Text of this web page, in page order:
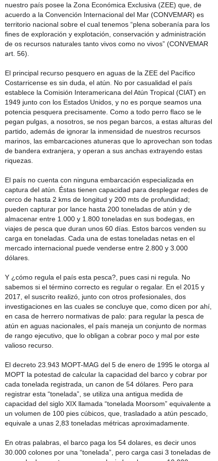
nuestro país posee la Zona Económica Exclusiva (ZEE) que, de
acuerdo a la Convención Internacional del Mar (CONVEMAR) es
territorio nacional sobre el cual tenemos “plena soberanía para los
fines de exploración y explotación, conservación y administración
de os recursos naturales tanto vivos como no vivos” (CONVEMAR
art. 56).
El principal recurso pesquero en aguas de la ZEE del Pacífico
Costarricense es sin duda, el atún. No por casualidad el país
establece la Comisión Interamericana del Atún Tropical (CIAT) en
1949 junto con los Estados Unidos, y no es porque seamos una
potencia pesquera precisamente. Como a todo perro flaco se le
pegan pulgas, a nosotros, se nos pegan barcos, a estas alturas del
partido, además de ignorar la inmensidad de nuestros recursos
marinos, las embarcaciones atuneras que lo aprovechan son todas
de bandera extranjera, y operan a sus anchas extrayendo estas
riquezas.
El país no cuenta con ninguna embarcación especializada en
captura del atún. Éstas tienen capacidad para desplegar redes de
cerco de hasta 2 kms de longitud y 200 mts de profundidad;
pueden capturar por lance hasta 200 toneladas de atún y de
almacenar entre 1.000 y 1.800 toneladas en sus bodegas, en
viajes de pesca que duran unos 60 días. Estos barcos venden su
carga en toneladas. Cada una de estas toneladas netas en el
mercado internacional puede venderse entre 2.800 y 3.000
dólares.
Y ¿cómo regula el país esta pesca?, pues casi ni regula. No
sabemos si el término correcto es regular o regalar. En el 2015 y
2017, el suscrito realizó, junto con otros profesionales, dos
investigaciones en las cuales se concluye que, como dicen por ahí,
en casa de herrero normativas de palo: para regular la pesca de
atún en aguas nacionales, el país maneja un conjunto de normas
de rango ejecutivo, que lo obligan a cobrar poco y mal por este
valioso recurso.
El decreto 23.943 MOPT-MAG del 5 de enero de 1995 le otorga al
MOPT la potestad de calcular la capacidad del barco y cobrar por
cada tonelada registrada, un canon de 54 dólares. Pero para
registrar esta “tonelada”, se utiliza una antigua medida de
capacidad del siglo XIX llamada “tonelada Moorsom” equivalente a
un volumen de 100 pies cúbicos, que, trasladado a atún pescado,
equivale a unas 2,83 toneladas métricas aproximadamente.
En otras palabras, el barco paga los 54 dolares, es decir unos
30.000 colones por una “tonelada”, pero carga casi 3 toneladas de